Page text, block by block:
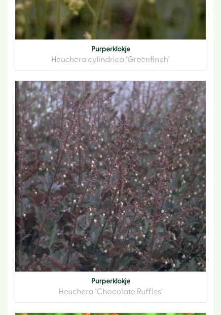
Purperklokje
Heuchera cylindrica 'Greenfinch'
Purperklokje
Heuchera 'Chocolate Ruffles'